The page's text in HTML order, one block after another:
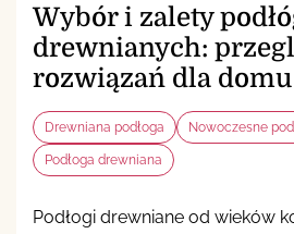
Wybór i zalety
drewnianych:
rozwiązań dla
Drewniana podłoga Nowoczesne
Podłoga drewniana
Podłogi drewniane od wieków